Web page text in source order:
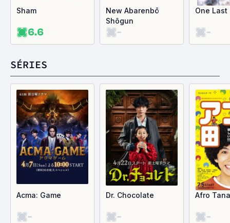
Sham
6.6
New Abarenbō
Shôgun
-
One Last
-
SÉRIES
Acma: Game
-
Dr. Chocolate
-
Afro
-